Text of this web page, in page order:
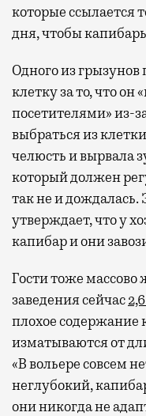
которые ссылается
дня, чтобы
Одного из грызунов
клетку за то, что он
посетителями» из-
выбраться из
челюсть и вырвала
который должен
так не и
утверждает, что у
капибар и они
Гости тоже массово
заведения сейчас
плохое содержание
изматываются от
«В вольере совсем
неглубокий,
они никогда не